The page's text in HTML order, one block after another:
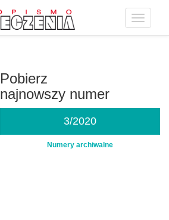
Toggle
Pobierz
najnowszy numer
3/2020
Numery archiwalne